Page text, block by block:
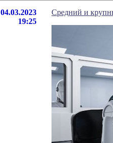
04.03.2023
19:25
Средний и